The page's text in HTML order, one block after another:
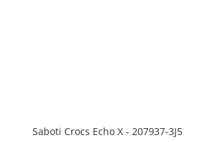
Saboti Crocs Echo X - 207937-3J5